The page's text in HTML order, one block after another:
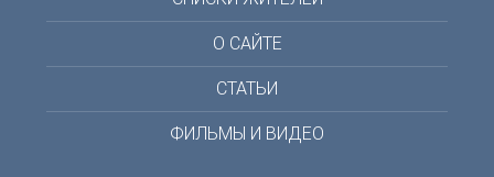
О САЙТЕ
СТАТЬИ
ФИЛЬМЫ И ВИДЕО